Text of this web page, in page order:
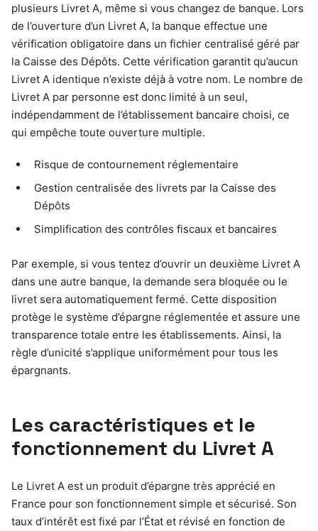
plusieurs Livret A, même si vous changez de banque. Lors
de l’ouverture d’un Livret A, la banque effectue une
vérification obligatoire dans un fichier centralisé géré par
la Caisse des Dépôts. Cette vérification garantit qu’aucun
Livret A identique n’existe déjà à votre nom. Le nombre de
Livret A par personne est donc limité à un seul,
indépendamment de l’établissement bancaire choisi, ce
qui empêche toute ouverture multiple.
Risque de contournement réglementaire
Gestion centralisée des livrets par la Caisse des
Dépôts
Simplification des contrôles fiscaux et bancaires
Par exemple, si vous tentez d’ouvrir un deuxième Livret A
dans une autre banque, la demande sera bloquée ou le
livret sera automatiquement fermé. Cette disposition
protège le système d’épargne réglementée et assure une
transparence totale entre les établissements. Ainsi, la
règle d’unicité s’applique uniformément pour tous les
épargnants.
Les caractéristiques et le
fonctionnement du Livret A
Le Livret A est un produit d’épargne très apprécié en
France pour son fonctionnement simple et sécurisé. Son
taux d’intérêt est fixé par l’État et révisé en fonction de